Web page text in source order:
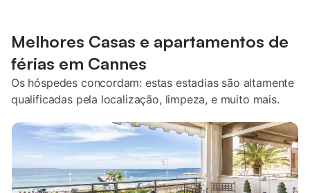
Melhores Casas e apartamentos de
férias em Cannes
Os hóspedes concordam: estas estadias são altamente
qualificadas pela localização, limpeza, e muito mais.